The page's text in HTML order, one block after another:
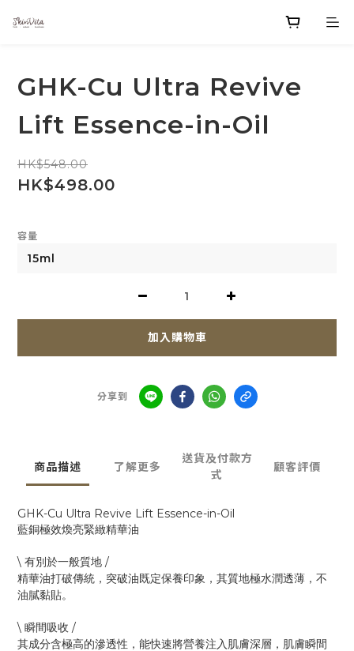
GHK-Cu Ultra Revive
Lift Essence-in-Oil
HK$548.00
HK$498.00
容量
加入購物車
分享到
商品描述 了解更多
送貨及付款方
式
顧客評價
GHK-Cu Ultra Revive Lift Essence-in-Oil
藍銅極效煥亮緊緻精華油
\ 有別於一般質地 /
精華油打破傳統，突破油既定保養印象，其質地極水潤透薄，不
油膩黏貼。
\ 瞬間吸收 /
其成分含極高的滲透性，能快速將營養注入肌膚深層，肌膚瞬間